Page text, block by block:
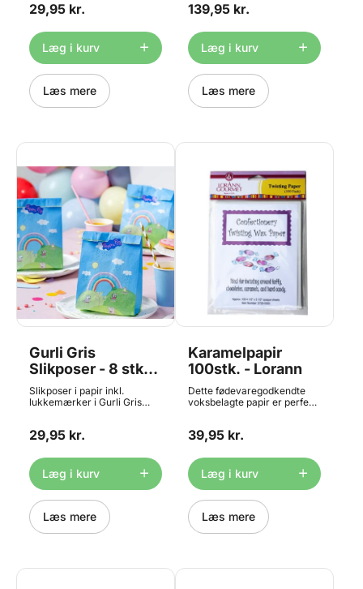
transparente poser, Lollipop
Størrelse: 7,5 x 10 cm.
Indhold: 50 poser.
29,95 kr.
Læg i kurv
Læs mere
meget mere. Pakke med 100
fødevarer. Materiale:
OPP/Cellophane Bånd og
klistermærker medfølger
ikke.
139,95 kr.
Læg i kurv
Læs mere
Gurli Gris
Slikposer - 8 stk.,
Dr. Oetker
Slikposer i papir inkl.
lukkemærker i Gurli Gris
børnefødselsdagen. Egnet til
fødevarer, bl.a. til slik, frugt
og små gaveartikler. Indhold:
8 stk.
29,95 kr.
Læg i kurv
Læs mere
Karamelpapir
100stk. - Lorann
Dette fødevaregodkendte
voksbelagte papir er perfekt
Fremstillingsprocessen
side og en mat side - begge
sider af papiret vokses ens.
Begge sider af papiret er
egnet til kontakt med slik.
39,95 kr.
Læg i kurv
Læs mere